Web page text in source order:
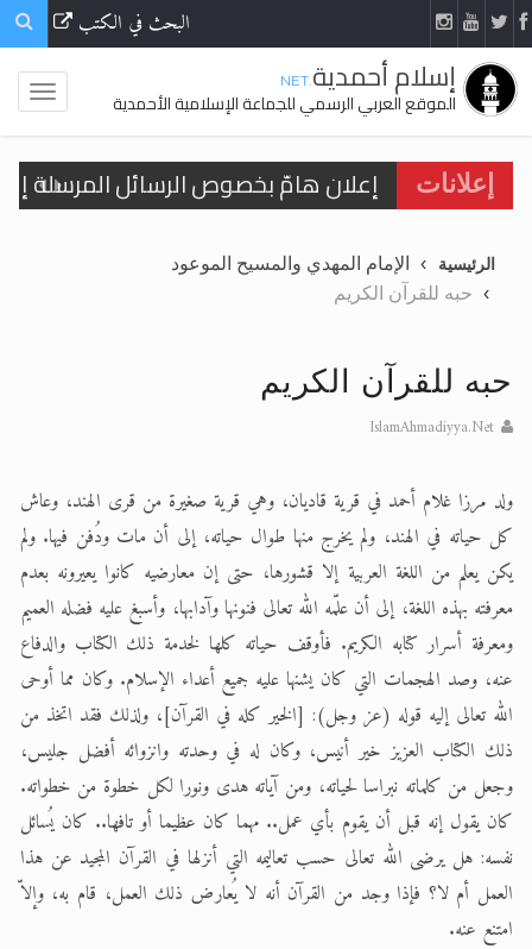
البحث في الكتب
إسلام أحمدية.NET
الموقع العربي الرسمي للجماعة الإسلامية الأحمدية
إعلانات
اقرأ هذا الكتاب وتعرّف على حقيقة
الحجّ.. دلالات، حِكم، وأهداف >> المزيد
اقرأ هذا المقال في أهمية عيد
اقرأ هذا المقال في أهمية عيد
الحجّ.. دلالات، حِكم، وأهداف >> المزيد
تعميم هامّ لأفراد الجماعة >> المزيد
تعميم هامّ لأفراد الجماعة >> المزيد
الرئيسية
الإمام المهدي والمسيح الموعود
حبه للقرآن الكريم
حبه للقرآن الكريم
IslamAhmadiyya.Net
ولد مرزا غلام أحمد في قرية قاديان، وهي قرية صغيرة من قرى الهند، وعاش
كل حياته في الهند، ولم يخرج منها طوال حياته، إلى أن مات ودُفن فيها. ولم
يكن يعلم من اللغة العربية إلا قشورها، حتى إن معارضيه كانوا يعيرونه بعدم
معرفته بهذه اللغة، إلى أن علّمه الله تعالى فنونها وآدابها، وأسبغ عليه فضله العميم
ومعرفة أسرار كتابه الكريم. فأوقف حياته كلها لخدمة ذلك الكتاب والدفاع
عنه، وصد الهجمات التي كان يشنها عليه جميع أعداء الإسلام. وكان مما أوحى
الله تعالى إليه قوله (عز وجل): [الخير كله في القرآن]، ولذلك فقد اتخذ من
ذلك الكتاب العزيز خير أنيس، وكان له في وحدته وانزوائه أفضل جليس،
وجعل من كلماته نبراسا لحياته، ومن آياته هدى ونورا لكل خطوة من خطواته.
كان يقول إنه قبل أن يقوم بأي عمل.. مهما كان عظيما أو تافها.. كان يُسائل
نفسه: هل يرضى الله تعالى حسب تعاليمه التي أنزلها في القرآن المجيد عن هذا
العمل أم لا؟ فإذا وجد من القرآن أنه لا يُعارض ذلك العمل، قام به، وإلاّ
امتنع عنه.